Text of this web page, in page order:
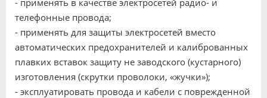
- применять в качестве электросетей радио- и
телефонные провода;
- применять для защиты электросетей вместо
автоматических предохранителей и калиброванных
плавких вставок защиту не заводского (кустарного)
изготовления (скрутки проволоки, «жучки»);
- эксплуатировать провода и кабели с поврежденной